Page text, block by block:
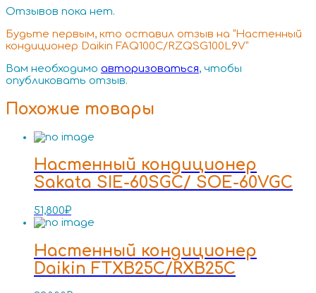
Отзывов пока нет.
Будьте первым, кто оставил отзыв на “Настенный
кондиционер Daikin FAQ100C/RZQSG100L9V”
Вам необходимо авторизоваться, чтобы
опубликовать отзыв.
Похожие товары
Настенный кондиционер
Sakata SIE-60SGC/ SOE-60VGC
51,800₽
Настенный кондиционер
Daikin FTXB25C/RXB25C